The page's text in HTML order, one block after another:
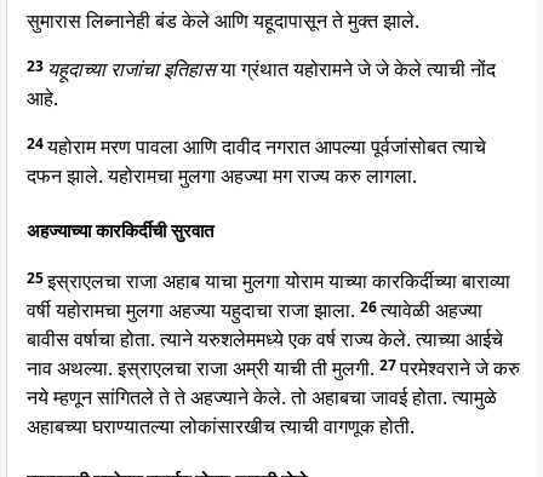
सुमारास लिब्नानेही बंड केले आणि यहूदापासून ते मुक्त झाले.
23 यहूदाच्या राजांचा इतिहासया ग्रंथात यहोरामने जे जे केले त्याची नोंद
आहे.
24यहोराम मरण पावला आणि दावीद नगरात आपल्या पूर्वजांसोबत त्याचे
दफन झाले. यहोरामचा मुलगा अहज्या मग राज्य करु लागला.
अहज्याच्या कारकिर्दीची सुरवात
25इस्राएलचा राजा अहाब याचा मुलगा योराम याच्या कारकिर्दीच्या बाराव्या
वर्षी यहोरामचा मुलगा अहज्या यहुदाचा राजा झाला. 26त्यावेळी अहज्या
बावीस वर्षाचा होता. त्याने यरुशलेममध्ये एक वर्ष राज्य केले. त्याच्या आईचे
नाव अथल्या. इस्राएलचा राजा अम्री याची ती मुलगी. 27परमेश्वराने जे करु
नये म्हणून सांगितले ते ते अहज्याने केले. तो अहाबचा जावई होता. त्यामुळे
अहाबच्या घराण्यातल्या लोकांसारखीच त्याची वागणूक होती.